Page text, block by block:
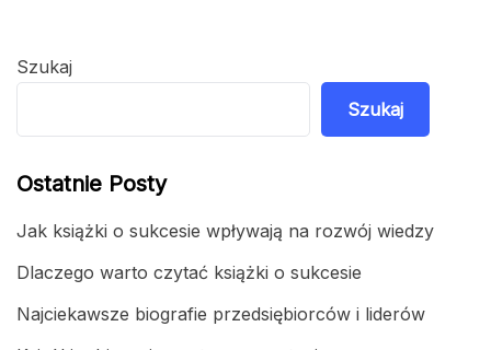
Szukaj
Szukaj
Ostatnie Posty
Jak książki o sukcesie wpływają na rozwój wiedzy
Dlaczego warto czytać książki o sukcesie
Najciekawsze biografie przedsiębiorców i liderów